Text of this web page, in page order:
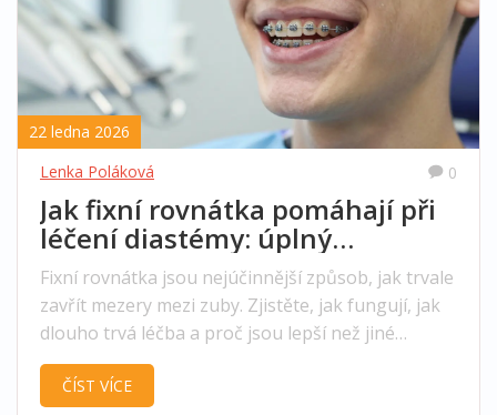
22 ledna 2026
Lenka Poláková
0
Jak fixní rovnátka pomáhají při
léčení diastémy: úplný
průvodce
Fixní rovnátka jsou nejúčinnější způsob, jak trvale
zavřít mezery mezi zuby. Zjistěte, jak fungují, jak
dlouho trvá léčba a proč jsou lepší než jiné
metody.
ČÍST VÍCE